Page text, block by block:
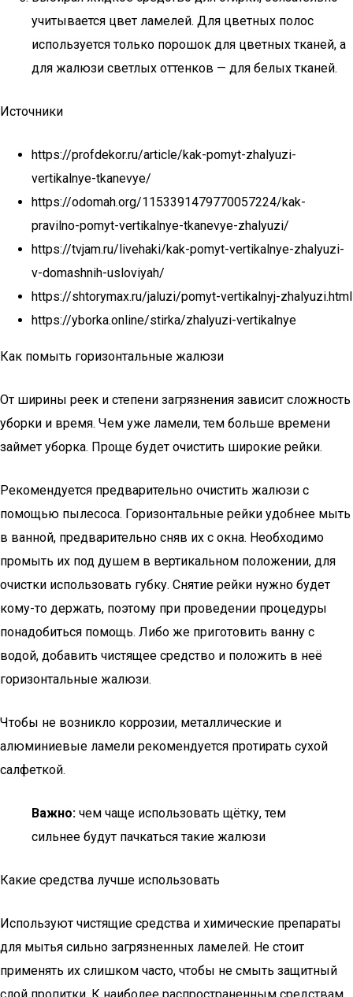
учитывается цвет ламелей. Для цветных полос
используется только порошок для цветных тканей, а
для жалюзи светлых оттенков — для белых тканей.
Источники
https://profdekor.ru/article/kak-pomyt-zhalyuzi-
vertikalnye-tkanevye/
https://odomah.org/1153391479770057224/kak-
pravilno-pomyt-vertikalnye-tkanevye-zhalyuzi/
https://tvjam.ru/livehaki/kak-pomyt-vertikalnye-zhalyuzi-
v-domashnih-usloviyah/
https://shtorymax.ru/jaluzi/pomyt-vertikalnyj-zhalyuzi.html
https://yborka.online/stirka/zhalyuzi-vertikalnye
Как помыть горизонтальные жалюзи
От ширины реек и степени загрязнения зависит сложность
уборки и время. Чем уже ламели, тем больше времени
займет уборка. Проще будет очистить широкие рейки.
Рекомендуется предварительно очистить жалюзи с
помощью пылесоса. Горизонтальные рейки удобнее мыть
в ванной, предварительно сняв их с окна. Необходимо
промыть их под душем в вертикальном положении, для
очистки использовать губку. Снятие рейки нужно будет
кому-то держать, поэтому при проведении процедуры
понадобиться помощь. Либо же приготовить ванну с
водой, добавить чистящее средство и положить в неё
горизонтальные жалюзи.
Чтобы не возникло коррозии, металлические и
алюминиевые ламели рекомендуется протирать сухой
салфеткой.
Важно: чем чаще использовать щётку, тем
сильнее будут пачкаться такие жалюзи
Какие средства лучше использовать
Используют чистящие средства и химические препараты
для мытья сильно загрязненных ламелей. Не стоит
применять их слишком часто, чтобы не смыть защитный